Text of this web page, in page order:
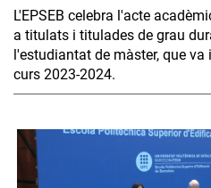
L'EPSEB celebra l'acte
a titulats i titulades de grau
l'estudiantat de màster, que
curs 2023-2024.